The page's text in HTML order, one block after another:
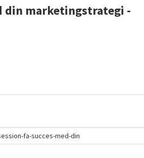
din marketingstrategi -